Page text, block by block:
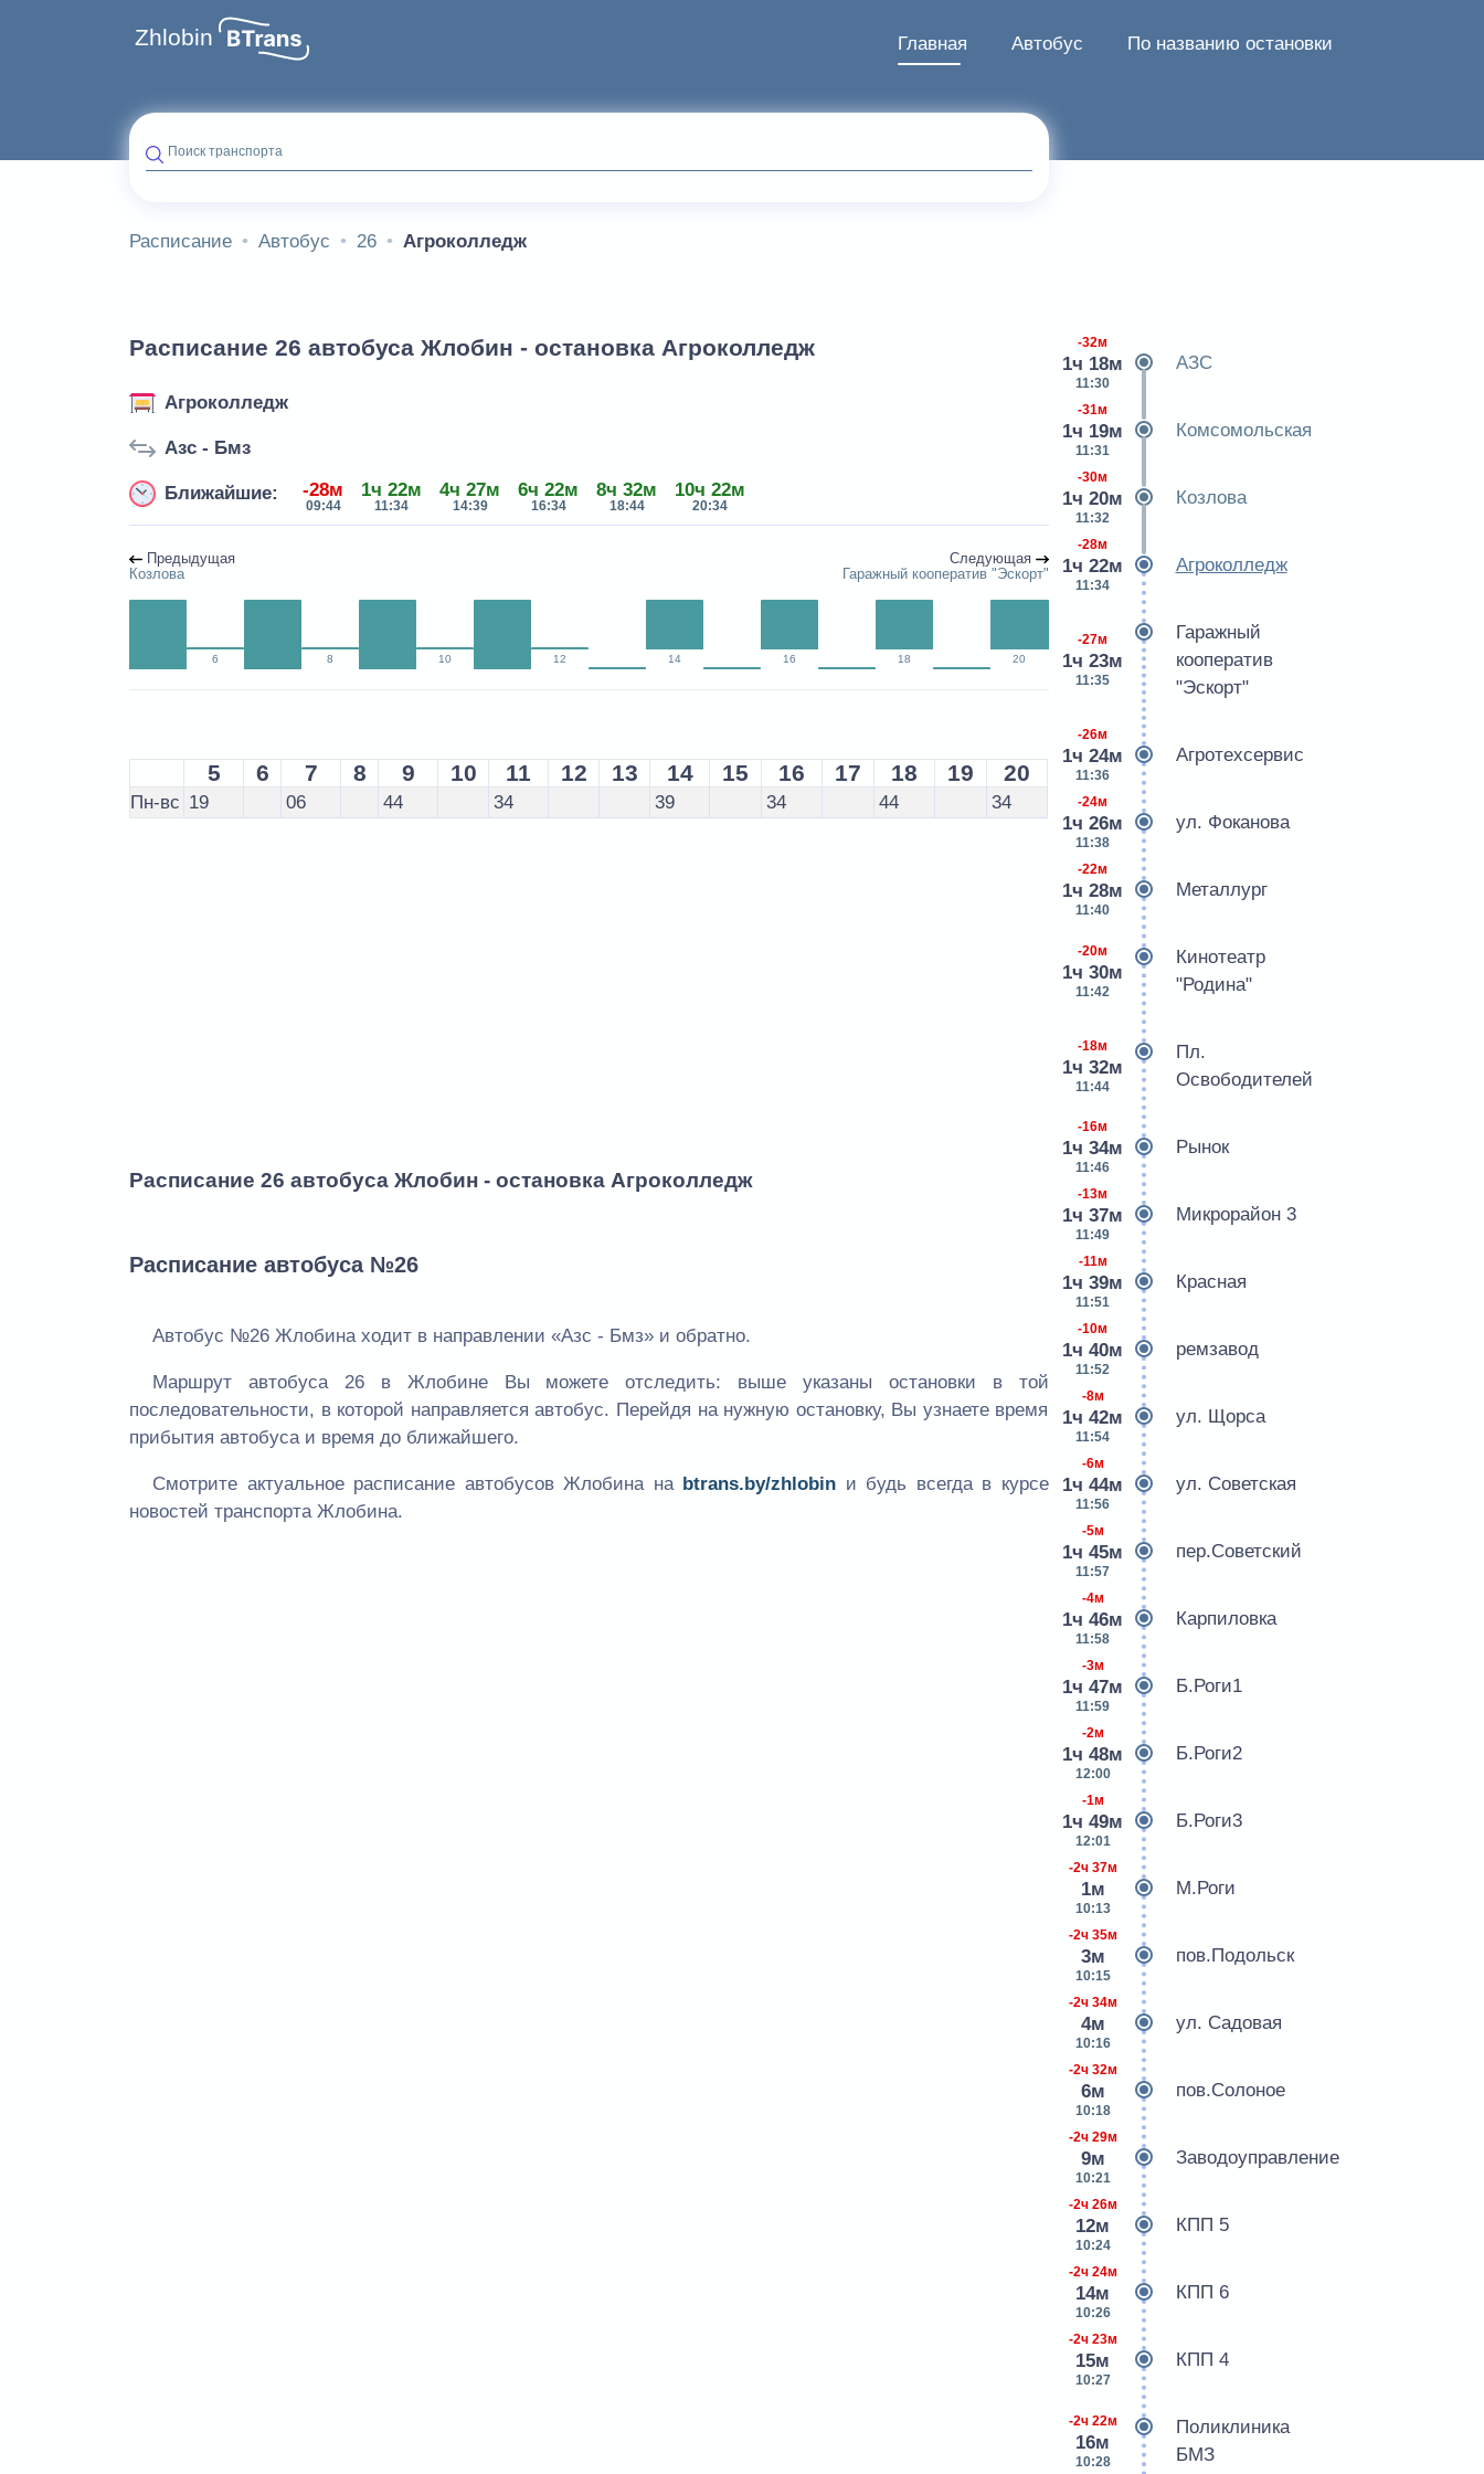
Zhlobin Главная Автобус По названию остановки
Поиск транспорта
Расписание Автобус 26 Агроколледж
Расписание 26 автобуса Жлобин - остановка Агроколледж
Агроколледж
Азс - Бмз
Ближайшие: -28м
09:44
1ч 22м
11:34
4ч 27м
14:39
6ч 22м
16:34
8ч 32м
18:44
10ч 22м
20:34
Предыдущая
Козлова
Следующая
Гаражный кооператив "Эскорт"
6 8 10 12 14 16 18 20
5 6 7 8 9 10 11 12 13 14 15 16 17 18 19 20
Пн-вс 19 06 44 34 39 34 44 34
Расписание 26 автобуса Жлобин - остановка Агроколледж
Расписание автобуса №26
Автобус №26 Жлобина ходит в направлении «Азс - Бмз» и обратно.
Маршрут автобуса 26 в Жлобине Вы можете отследить: выше указаны остановки в той
последовательности, в которой направляется автобус. Перейдя на нужную остановку, Вы узнаете время
прибытия автобуса и время до ближайшего.
Смотрите актуальное расписание автобусов Жлобина на btrans.by/zhlobin и будь всегда в курсе
новостей транспорта Жлобина.
-32м
1ч 18м
11:30
АЗС
-31м
1ч 19м
11:31
Комсомольская
-30м
1ч 20м
11:32
Козлова
-28м
1ч 22м
11:34
Агроколледж
-27м
1ч 23м
11:35
Гаражный
кооператив
"Эскорт"
-26м
1ч 24м
11:36
Агротехсервис
-24м
1ч 26м
11:38
ул. Фоканова
-22м
1ч 28м
11:40
Металлург
-20м
1ч 30м
11:42
Кинотеатр
"Родина"
-18м
1ч 32м
11:44
Пл.
Освободителей
-16м
1ч 34м
11:46
Рынок
-13м
1ч 37м
11:49
Микрорайон 3
-11м
1ч 39м
11:51
Красная
-10м
1ч 40м
11:52
ремзавод
-8м
1ч 42м
11:54
ул. Щорса
-6м
1ч 44м
11:56
ул. Советская
-5м
1ч 45м
11:57
пер.Советский
-4м
1ч 46м
11:58
Карпиловка
-3м
1ч 47м
11:59
Б.Роги1
-2м
1ч 48м
12:00
Б.Роги2
-1м
1ч 49м
12:01
Б.Роги3
-2ч 37м
1м
10:13
М.Роги
-2ч 35м
3м
10:15
пов.Подольск
-2ч 34м
4м
10:16
ул. Садовая
-2ч 32м
6м
10:18
пов.Солоное
-2ч 29м
9м
10:21
Заводоуправление
-2ч 26м
12м
10:24
КПП 5
-2ч 24м
14м
10:26
КПП 6
-2ч 23м
15м
10:27
КПП 4
-2ч 22м
16м
10:28
Поликлиника
БМЗ